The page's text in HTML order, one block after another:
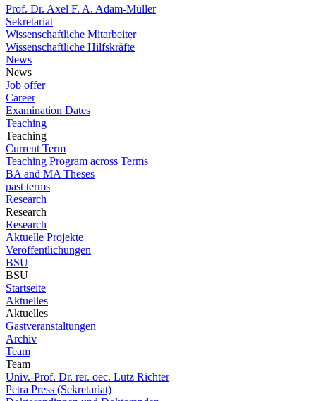
Prof. Dr. Axel F. A. Adam-Müller
Sekretariat
Wissenschaftliche Mitarbeiter
Wissenschaftliche Hilfskräfte
News
News
Job offer
Career
Examination Dates
Teaching
Teaching
Current Term
Teaching Program across Terms
BA and MA Theses
past terms
Research
Research
Research
Aktuelle Projekte
Veröffentlichungen
BSU
BSU
Startseite
Aktuelles
Aktuelles
Gastveranstaltungen
Archiv
Team
Team
Univ.-Prof. Dr. rer. oec. Lutz Richter
Petra Press (Sekretariat)